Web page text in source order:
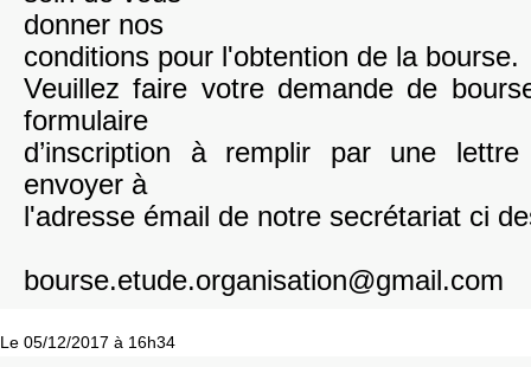
donner nos
conditions pour l'obtention de la bourse.
Veuillez faire votre demande de
formulaire
d’inscription à remplir par une
envoyer à
l'adresse émail de notre secrétariat ci
bourse.etude.organisation@gmail.com
Le 05/12/2017 à 16h34